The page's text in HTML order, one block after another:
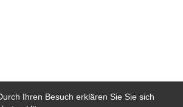
Ihren Besuch erklären Sie Sie sich